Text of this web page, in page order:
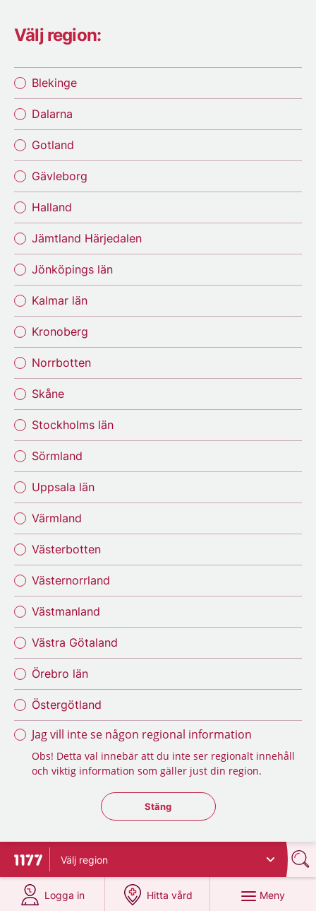
Välj region:
Blekinge
Dalarna
Gotland
Gävleborg
Halland
Jämtland Härjedalen
Jönköpings län
Kalmar län
Kronoberg
Norrbotten
Skåne
Stockholms län
Sörmland
Uppsala län
Värmland
Västerbotten
Västernorrland
Västmanland
Västra Götaland
Örebro län
Östergötland
Jag vill inte se någon regional information
Obs! Detta val innebär att du inte ser regionalt innehåll
och viktig information som gäller just din region.
Stäng regionsväljaren
Stäng
Till startsidan för 1177
Välj region
Logga in
på 1177.se
Hitta vård
på 1177.se
Meny